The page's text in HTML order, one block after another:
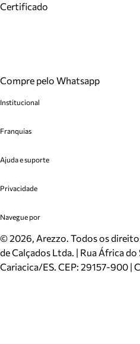
Certificado
Compre pelo Whatsapp
Institucional
Cashback
Venda Corporativa
Mapa do Site
Inverno
Mundo Arezzo
Franquias
Plano de Negócio
Ajuda e suporte
Cadastro
Meus Pedidos
Trocas e Devoluções
Cartão Presente
Localizador de lojas
Privacidade
Politica e Privacidade
Navegue por
Sapatos
Bolsas
Scarpins
©2026, Arezzo. Todos os
de Calçados Ltda. | Rua África
Cariacica/ES. CEP: 29157-900 |